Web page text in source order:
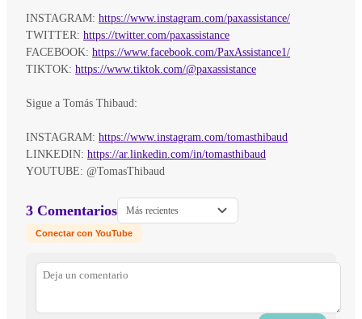
INSTAGRAM: https://www.instagram.com/paxassistance/
TWITTER: https://twitter.com/paxassistance
FACEBOOK: https://www.facebook.com/PaxAssistance1/
TIKTOK: https://www.tiktok.com/@paxassistance
Sigue a Tomás Thibaud:
INSTAGRAM: https://www.instagram.com/tomasthibaud
LINKEDIN: https://ar.linkedin.com/in/tomasthibaud
YOUTUBE: @TomasThibaud
3 Comentarios Más recientes
Conectar con YouTube